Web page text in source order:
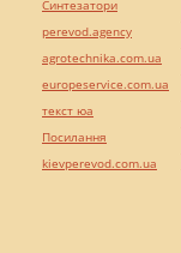
Синтезатори
perevod.agency
agrotechnika.com.ua
europeservice.com.ua
текст юа
Посилання
kievperevod.com.ua